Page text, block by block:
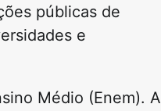
públicas de
e
Médio (Enem). A